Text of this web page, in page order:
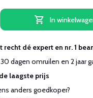
In
recht dé expert en nr. 1
dagen omruilen en 2 jaar
laagste prijs
anders goedkoper?